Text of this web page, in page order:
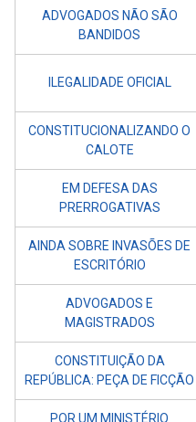
ADVOGADOS NÃO SÃO
BANDIDOS
ILEGALIDADE OFICIAL
CONSTITUCIONALIZANDO O
CALOTE
EM DEFESA DAS
PRERROGATIVAS
AINDA SOBRE INVASÕES DE
ESCRITÓRIO
ADVOGADOS E
MAGISTRADOS
CONSTITUIÇÃO DA
REPÚBLICA: PEÇA DE FICÇÃO
POR UM MINISTÉRIO